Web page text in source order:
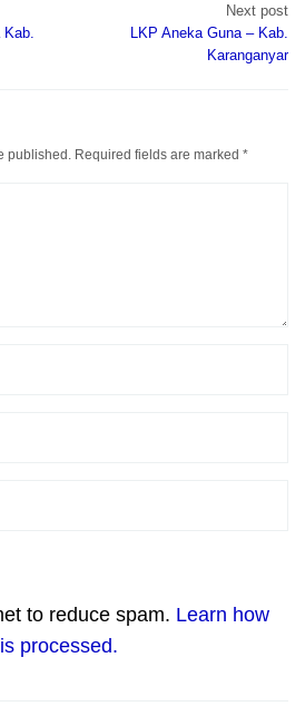
Next post
LKP Aneka Guna – Kab.
Karanganyar
published. Required fields are marked *
to reduce spam. Learn how
processed.